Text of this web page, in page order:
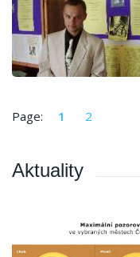
Page: 1 2
Aktuality